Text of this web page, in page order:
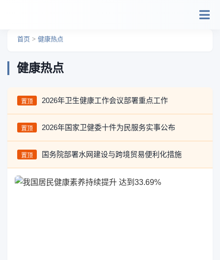
首页 > 健康热点
健康热点
置顶 2026年卫生健康工作会议部署重点工作
置顶 2026年国家卫健委十件为民服务实事公布
置顶 国务院部署水网建设与跨境贸易便利化措施